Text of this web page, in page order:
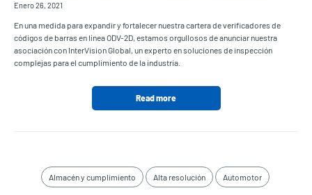
Enero 26, 2021
En una medida para expandir y fortalecer nuestra cartera de verificadores de
códigos de barras en línea ODV-2D, estamos orgullosos de anunciar nuestra
asociación con InterVision Global, un experto en soluciones de inspección
complejas para el cumplimiento de la industria.
Read more
Almacén y cumplimiento Alta resolución Automotor